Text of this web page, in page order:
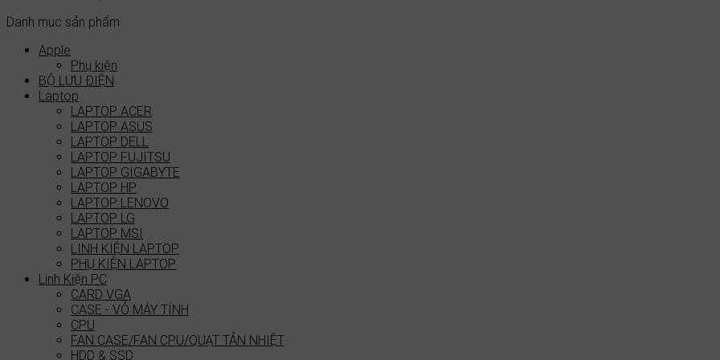
Danh mục sản phẩm
Apple
Phụ kiện
BỘ LƯU ĐIỆN
Laptop
LAPTOP ACER
LAPTOP ASUS
LAPTOP DELL
LAPTOP FUJITSU
LAPTOP GIGABYTE
LAPTOP HP
LAPTOP LENOVO
LAPTOP LG
LAPTOP MSI
LINH KIỆN LAPTOP
PHỤ KIỆN LAPTOP
Linh Kiện PC
CARD VGA
CASE - VỎ MÁY TÍNH
CPU
FAN CASE/FAN CPU/QUẠT TẢN NHIỆT
HDD & SSD